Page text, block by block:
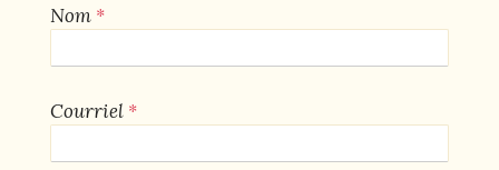
Nom *
Courriel *